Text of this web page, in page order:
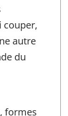
couper,
autre
du
formes